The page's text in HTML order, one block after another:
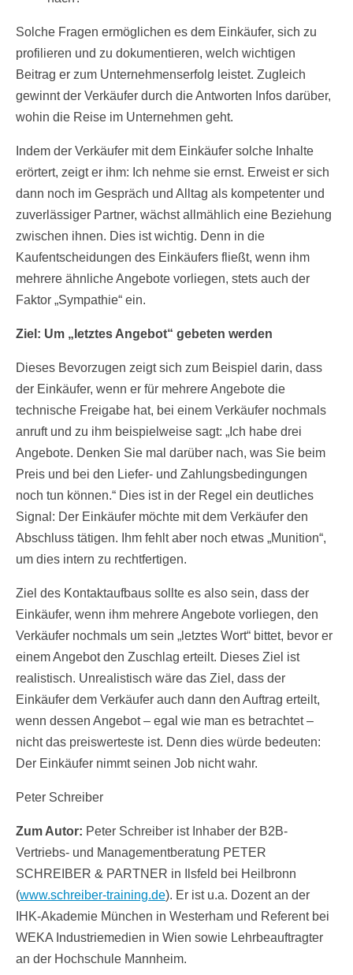
Solche Fragen ermöglichen es dem Einkäufer, sich zu
profilieren und zu dokumentieren, welch wichtigen
Beitrag er zum Unternehmenserfolg leistet. Zugleich
gewinnt der Verkäufer durch die Antworten Infos darüber,
wohin die Reise im Unternehmen geht.
Indem der Verkäufer mit dem Einkäufer solche Inhalte
erörtert, zeigt er ihm: Ich nehme sie ernst. Erweist er sich
dann noch im Gespräch und Alltag als kompetenter und
zuverlässiger Partner, wächst allmählich eine Beziehung
zwischen ihnen. Dies ist wichtig. Denn in die
Kaufentscheidungen des Einkäufers fließt, wenn ihm
mehrere ähnliche Angebote vorliegen, stets auch der
Faktor „Sympathie“ ein.
Ziel: Um „letztes Angebot“ gebeten werden
Dieses Bevorzugen zeigt sich zum Beispiel darin, dass
der Einkäufer, wenn er für mehrere Angebote die
technische Freigabe hat, bei einem Verkäufer nochmals
anruft und zu ihm beispielweise sagt: „Ich habe drei
Angebote. Denken Sie mal darüber nach, was Sie beim
Preis und bei den Liefer- und Zahlungsbedingungen
noch tun können.“ Dies ist in der Regel ein deutliches
Signal: Der Einkäufer möchte mit dem Verkäufer den
Abschluss tätigen. Ihm fehlt aber noch etwas „Munition“,
um dies intern zu rechtfertigen.
Ziel des Kontaktaufbaus sollte es also sein, dass der
Einkäufer, wenn ihm mehrere Angebote vorliegen, den
Verkäufer nochmals um sein „letztes Wort“ bittet, bevor er
einem Angebot den Zuschlag erteilt. Dieses Ziel ist
realistisch. Unrealistisch wäre das Ziel, dass der
Einkäufer dem Verkäufer auch dann den Auftrag erteilt,
wenn dessen Angebot – egal wie man es betrachtet –
nicht das preiswerteste ist. Denn dies würde bedeuten:
Der Einkäufer nimmt seinen Job nicht wahr.
Peter Schreiber
Zum Autor: Peter Schreiber ist Inhaber der B2B-
Vertriebs- und Managementberatung PETER
SCHREIBER & PARTNER in Ilsfeld bei Heilbronn
(www.schreiber-training.de). Er ist u.a. Dozent an der
IHK-Akademie München in Westerham und Referent bei
WEKA Industriemedien in Wien sowie Lehrbeauftragter
an der Hochschule Mannheim.